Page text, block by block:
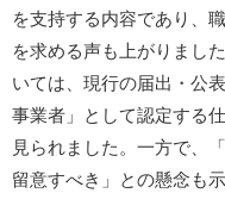
を支持する内容であり、
を求める声も上がりまし
いては、現行の届出・公
事業者」として認定する
見られました。一方で、
留意すべき」との懸念も示